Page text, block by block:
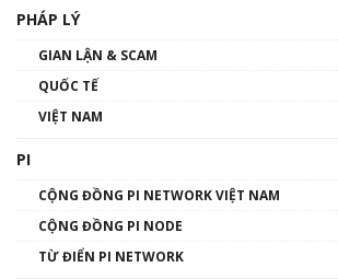
PHÁP LÝ
GIAN LẬN & SCAM
QUỐC TẾ
VIỆT NAM
PI
CỘNG ĐỒNG PI NETWORK VIỆT NAM
CỘNG ĐỒNG PI NODE
TỪ ĐIỂN PI NETWORK